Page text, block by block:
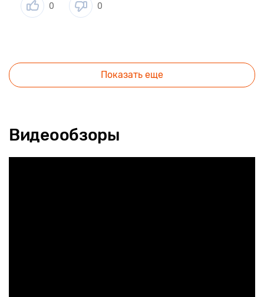
0 0
Показать еще
Видеообзоры